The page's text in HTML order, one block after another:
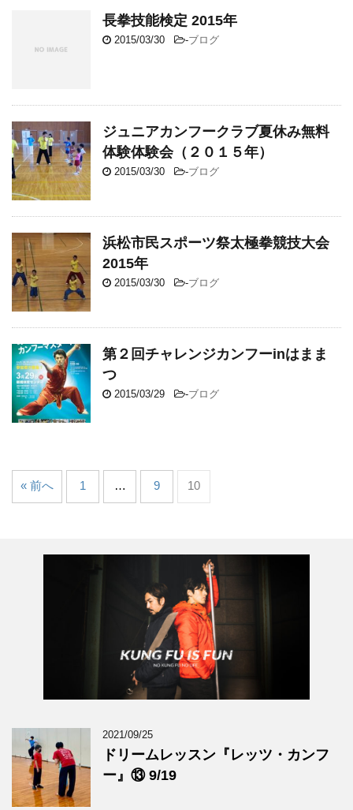
長拳技能検定 2015年
2015/03/30 -ブログ
ジュニアカンフークラブ夏休み無料
体験体験会（２０１５年）
2015/03/30 -ブログ
浜松市民スポーツ祭太極拳競技大会
2015年
2015/03/30 -ブログ
第２回チャレンジカンフーinはまま
つ
2015/03/29 -ブログ
« 前へ 1 … 9 10
2021/09/25
ドリームレッスン『レッツ・カンフ
ー』⑬ 9/19